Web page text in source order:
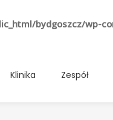
bydgoszcz/wp-
Klinika Zespół